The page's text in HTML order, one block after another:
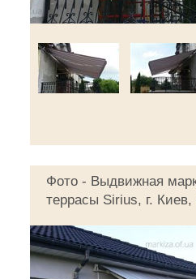
Фото - Выдвижная
террасы Sirius, г. Киев,